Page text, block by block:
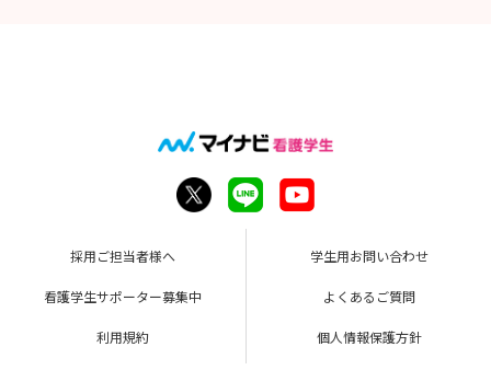
採用ご担当者様へ 学生用お問い合わせ
看護学生サポーター募集中 よくあるご質問
利用規約 個人情報保護方針